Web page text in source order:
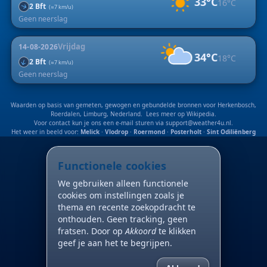
16°C
Geen neerslag
↑2 Bft (≈7 km/u)
14-08-2026Vrijdag
34°C18°C
Geen neerslag
↑2 Bft (≈7 km/u)
Waarden op basis van gemeten, gewogen en gebundelde bronnen voor Herkenbosch,
Roerdalen, Limburg, Nederland. Lees meer op Wikipedia.
Voor contact kun je ons een e-mail sturen via support@weather4u.nl.
Het weer in beeld voor: Melick · Vlodrop · Roermond · Posterholt · Sint Odiliënberg
Functionele cookies
We gebruiken alleen functionele
cookies om instellingen zoals je
thema en recente zoekopdracht te
onthouden. Geen tracking, geen
fratsen. Door opAkkoordte klikken
geef je aan het te begrijpen.